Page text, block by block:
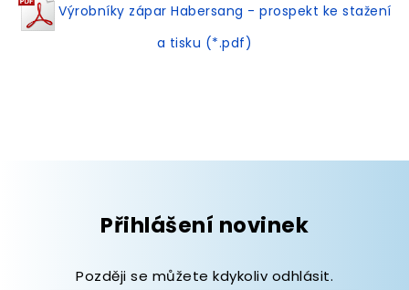
Výrobníky zápar Habersang - prospekt ke stažení
a tisku (*.pdf)
Přihlášení novinek
Později se můžete kdykoliv odhlásit.